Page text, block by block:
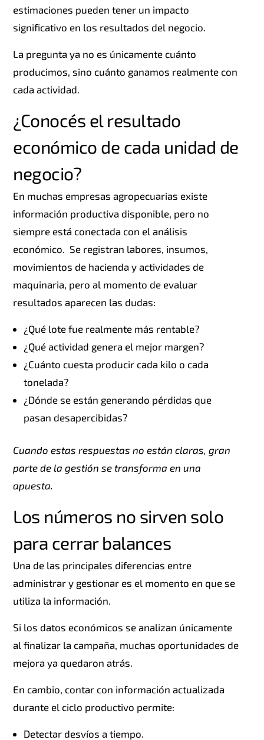
estimaciones pueden tener un impacto
significativo en los resultados del negocio.
La pregunta ya no es únicamente cuánto
producimos, sino cuánto ganamos realmente con
cada actividad.
¿Conocés el resultado
económico de cada unidad de
negocio?
En muchas empresas agropecuarias existe
información productiva disponible, pero no
siempre está conectada con el análisis
económico. Se registran labores, insumos,
movimientos de hacienda y actividades de
maquinaria, pero al momento de evaluar
resultados aparecen las dudas:
¿Qué lote fue realmente más rentable?
¿Qué actividad genera el mejor margen?
¿Cuánto cuesta producir cada kilo o cada
tonelada?
¿Dónde se están generando pérdidas que
pasan desapercibidas?
Cuando estas respuestas no están claras, gran
parte de la gestión se transforma en una
apuesta.
Los números no sirven solo
para cerrar balances
Una de las principales diferencias entre
administrar y gestionar es el momento en que se
utiliza la información.
Si los datos económicos se analizan únicamente
al finalizar la campaña, muchas oportunidades de
mejora ya quedaron atrás.
En cambio, contar con información actualizada
durante el ciclo productivo permite:
Detectar desvíos a tiempo.